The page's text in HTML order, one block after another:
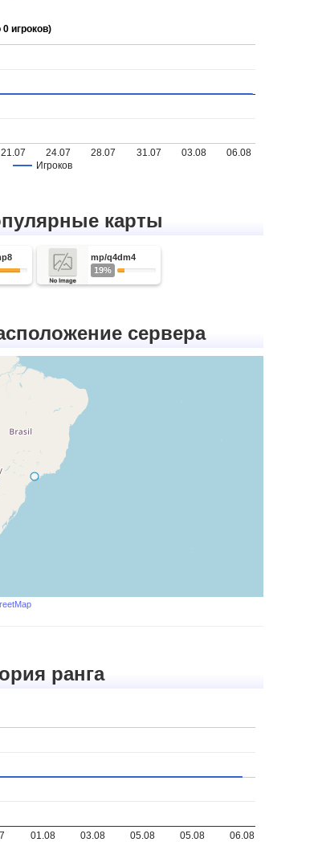
игроков)
Игроков
21.07 24.07 28.07 31.07 03.08 06.08
карты
mp/q4dm4
19%
сервера
ранга
01.08 03.08 05.08 05.08 06.08